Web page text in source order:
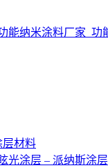
层材料
光涂层 – 派纳斯涂层